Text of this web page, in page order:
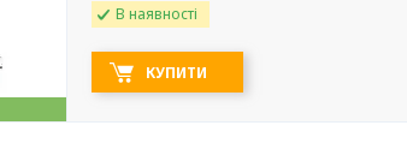
В наявності
КУПИТИ